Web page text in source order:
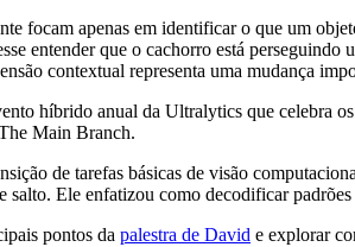
focam apenas em identificar o que um
entender que o cachorro está
contextual representa uma mudança
híbrido anual da Ultralytics que celebra
Main Branch.
de tarefas básicas de visão
salto. Ele enfatizou como decodificar
pontos da palestra de David e explorar